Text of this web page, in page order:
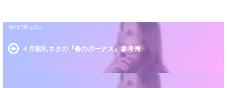
４月朝礼ネタの『春のボーナス』参考例